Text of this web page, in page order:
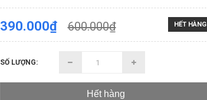
HẾT HÀNG
390.000₫ 600.000₫
SỐ LƯỢNG:
Hết hàng